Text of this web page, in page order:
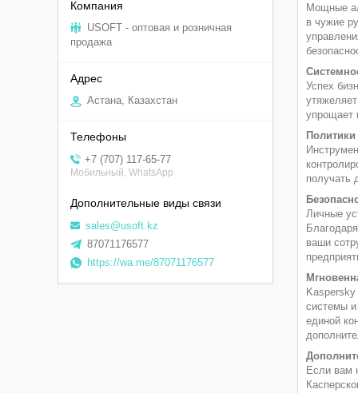
Мощные
в чужие
Успех
упрощает
Политики
получать
Личные
ваши
системы
единой
Если вам
USOFT - оптовая и розничная
продажа
Астана, Казахстан
+7 (707) 117-65-77
Мобильный, WhatsApp
sales@usoft.kz
87071176577
https://wa.me/87071176577